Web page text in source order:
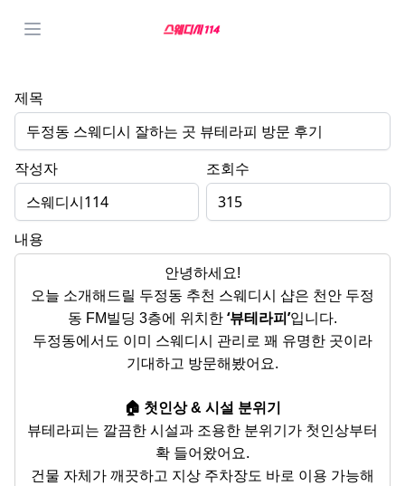
제목
두정동 스웨디시 잘하는 곳 뷰테라피 방문 후기
작성자
스웨디시114
조회수
315
내용
안녕하세요!
오늘 소개해드릴 두정동 추천 스웨디시 샵은 천안 두정
동 FM빌딩 3층에 위치한 ‘뷰테라피’입니다.
두정동에서도 이미 스웨디시 관리로 꽤 유명한 곳이라
기대하고 방문해봤어요.
🏠 첫인상 & 시설 분위기
뷰테라피는 깔끔한 시설과 조용한 분위기가 첫인상부터
확 들어왔어요.
건물 자체가 깨끗하고 지상 주차장도 바로 이용 가능해